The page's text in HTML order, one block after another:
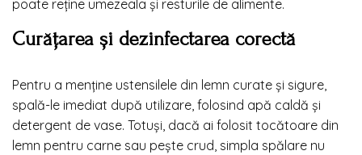
poate reține umezeala și resturile de alimente.
Curățarea și dezinfectarea corectă
Pentru a menține ustensilele din lemn curate și sigure,
spală-le imediat după utilizare, folosind apă caldă și
detergent de vase. Totuși, dacă ai folosit tocătoare din
lemn pentru carne sau pește crud, simpla spălare nu